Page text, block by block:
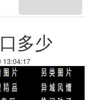
多少
13:04:17